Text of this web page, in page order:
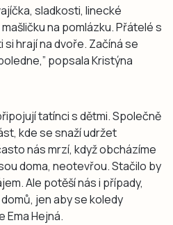
sladkosti, linecké
na pomlázku. Přátelé s
si hrají na dvoře. Začíná se
popsala Kristýna
tatínci s dětmi. Společně
kde se snaží udržet
nás mrzí, když obcházíme
doma, neotevřou. Stačilo by
Ale potěší nás i případy,
jen aby se koledy
Ema Hejná.